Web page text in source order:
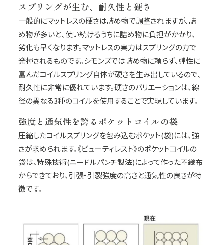
スプリングが生む、耐久性と硬さ
一般的にマットレスの硬さは詰め物で調整されますが、詰
め物が多いと、使い続けるうちに詰め物に負担がかかり、
劣化も早くなります。マットレスの実力はスプリングの力で
発揮されるものです。シモンズでは詰め物に頼らず、弾性に
富んだコイルスプリング自体が硬さを生み出しているので、
耐久性に非常に優れています。硬さのバリエーションは、線
径の異なる3種のコイルを使用することで実現しています。
強度と通気性を誇るポケットコイルの袋
圧縮したコイルスプリングを包み込むポケット(袋)には、強
さが求められます。《ビューティレスト》のポケットコイルの
袋は、特殊技術(ニードルパンチ製法)によって作った不織布
からできており、引張・引裂強度の高さと通気性の良さが特
徴です。